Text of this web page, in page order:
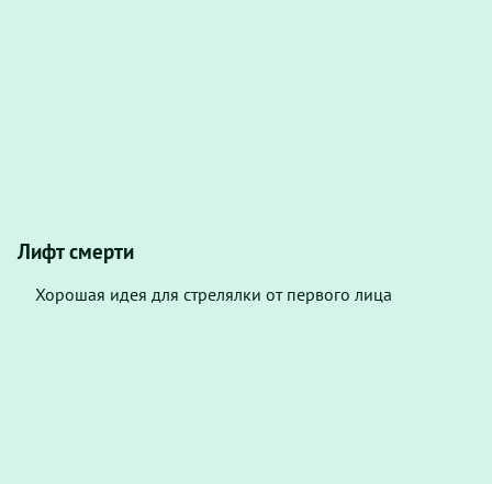
Лифт смерти
Хорошая идея для стрелялки от первого лица